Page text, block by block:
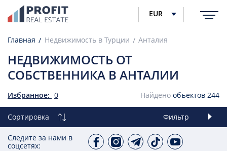
EUR
Главная Недвижимость в Турции Анталия
НЕДВИЖИМОСТЬ ОТ
СОБСТВЕННИКА В АНТАЛИИ
Избранное: 0 Найдено объектов 244
Сортировка Фильтр
Следите за нами в
соцсетях: